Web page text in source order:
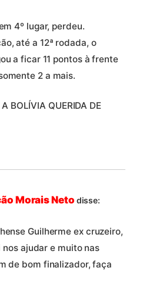
4º lugar, perdeu.
até a 12ª rodada, o
a ficar 11 pontos à frente
2 a mais.
BOLÍVIA QUERIDA DE
Morais Neto disse:
Guilherme ex cruzeiro,
ajudar e muito nas
de bom finalizador, faça